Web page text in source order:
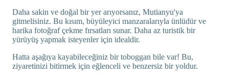
Daha sakin ve doğal bir yer arıyorsanız, Mutianyu'ya
gitmelisiniz. Bu kısım, büyüleyici manzaralarıyla ünlüdür ve
harika fotoğraf çekme fırsatları sunar. Daha az turistik bir
yürüyüş yapmak isteyenler için idealdir.
Hatta aşağıya kayabileceğiniz bir toboggan bile var! Bu,
ziyaretinizi bitirmek için eğlenceli ve benzersiz bir yoldur.